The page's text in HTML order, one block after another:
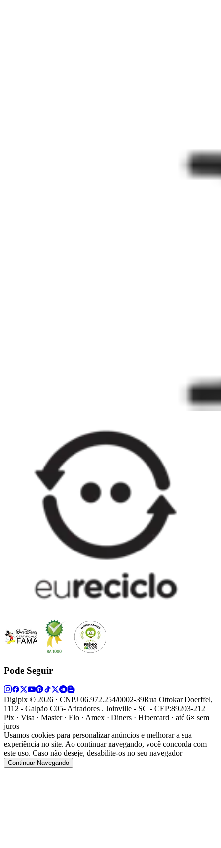
Pode Seguir
Digipix © 2026 · CNPJ 06.972.254/0002-39Rua Ottokar Doerffel,
1112 - Galpão C05- Atiradores . Joinville - SC - CEP:89203-212
Pix · Visa · Master · Elo · Amex · Diners · Hipercard · até 6× sem
juros
Usamos cookies para personalizar anúncios e melhorar a sua
experiência no site. Ao continuar navegando, você concorda com
este uso. Caso não deseje, desabilite-os no seu navegador
Continuar Navegando